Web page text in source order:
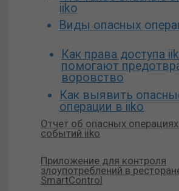
Приложение для контроля
злоупотреблений в ресторане —
SmartControl